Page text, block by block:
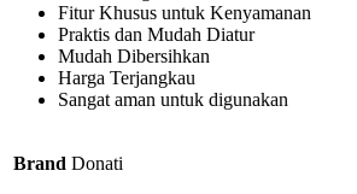
Fitur Khusus untuk Kenyamanan
Praktis dan Mudah Diatur
Mudah Dibersihkan
Harga Terjangkau
Sangat aman untuk digunakan
Brand Donati